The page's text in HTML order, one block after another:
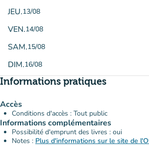
JEU.13/08
VEN.14/08
SAM.15/08
DIM.16/08
Informations pratiques
Accès
Conditions d'accès : Tout public
Informations complémentaires
Possibilité d'emprunt des livres : oui
Notes : Plus d'informations sur le site de